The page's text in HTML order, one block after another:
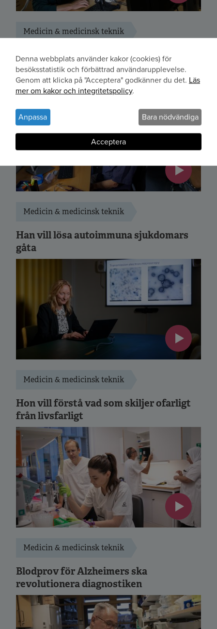
Medicin & medicinsk teknik
Forskning som kan ge mer
individanpassade behandlingar vid
beroendesjukdom
Medicin & medicinsk teknik
Han vill lösa autoimmuna sjukdomars
gåta
Medicin & medicinsk teknik
Hon vill förstå vad som skiljer ofarligt
från livsfarligt
Medicin & medicinsk teknik
Blodprov för Alzheimers ska
revolutionera diagnostiken
Användning
av
personuppgifter
och
kakor
Denna webbplats använder kakor (cookies) för
besöksstatistik och förbättrad användarupplevelse.
Genom att klicka på "Acceptera" godkänner du det. Läs
mer om kakor och integritetspolicy.
Anpassa Bara nödvändiga
Acceptera